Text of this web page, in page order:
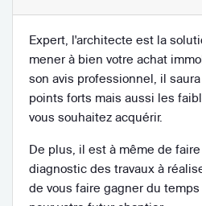
Expert, l'architecte est la
mener à bien votre achat
son avis professionnel, il
points forts mais aussi les
vous souhaitez acquérir.
De plus, il est à même de
diagnostic des travaux à
de vous faire gagner du